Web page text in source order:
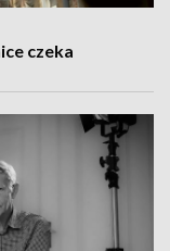
czeka